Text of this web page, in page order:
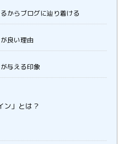
からブログに辿り着ける
良い理由
与える印象
ン」とは？